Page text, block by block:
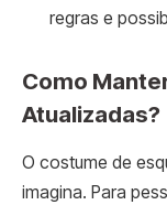
regras e
Como
Atualizadas?
O costume de
imagina. Para